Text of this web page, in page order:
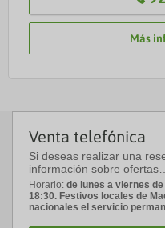
Más
Venta telefónica
Si deseas realizar una
información sobre
Horario: de lunes a viernes
18:30. Festivos locales de
nacionales el servicio